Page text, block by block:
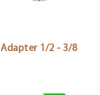
Adapter 1/2 - 3/8